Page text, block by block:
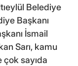
Belediye
Başkanı
İsmail
Sarı, kamu
çok sayıda